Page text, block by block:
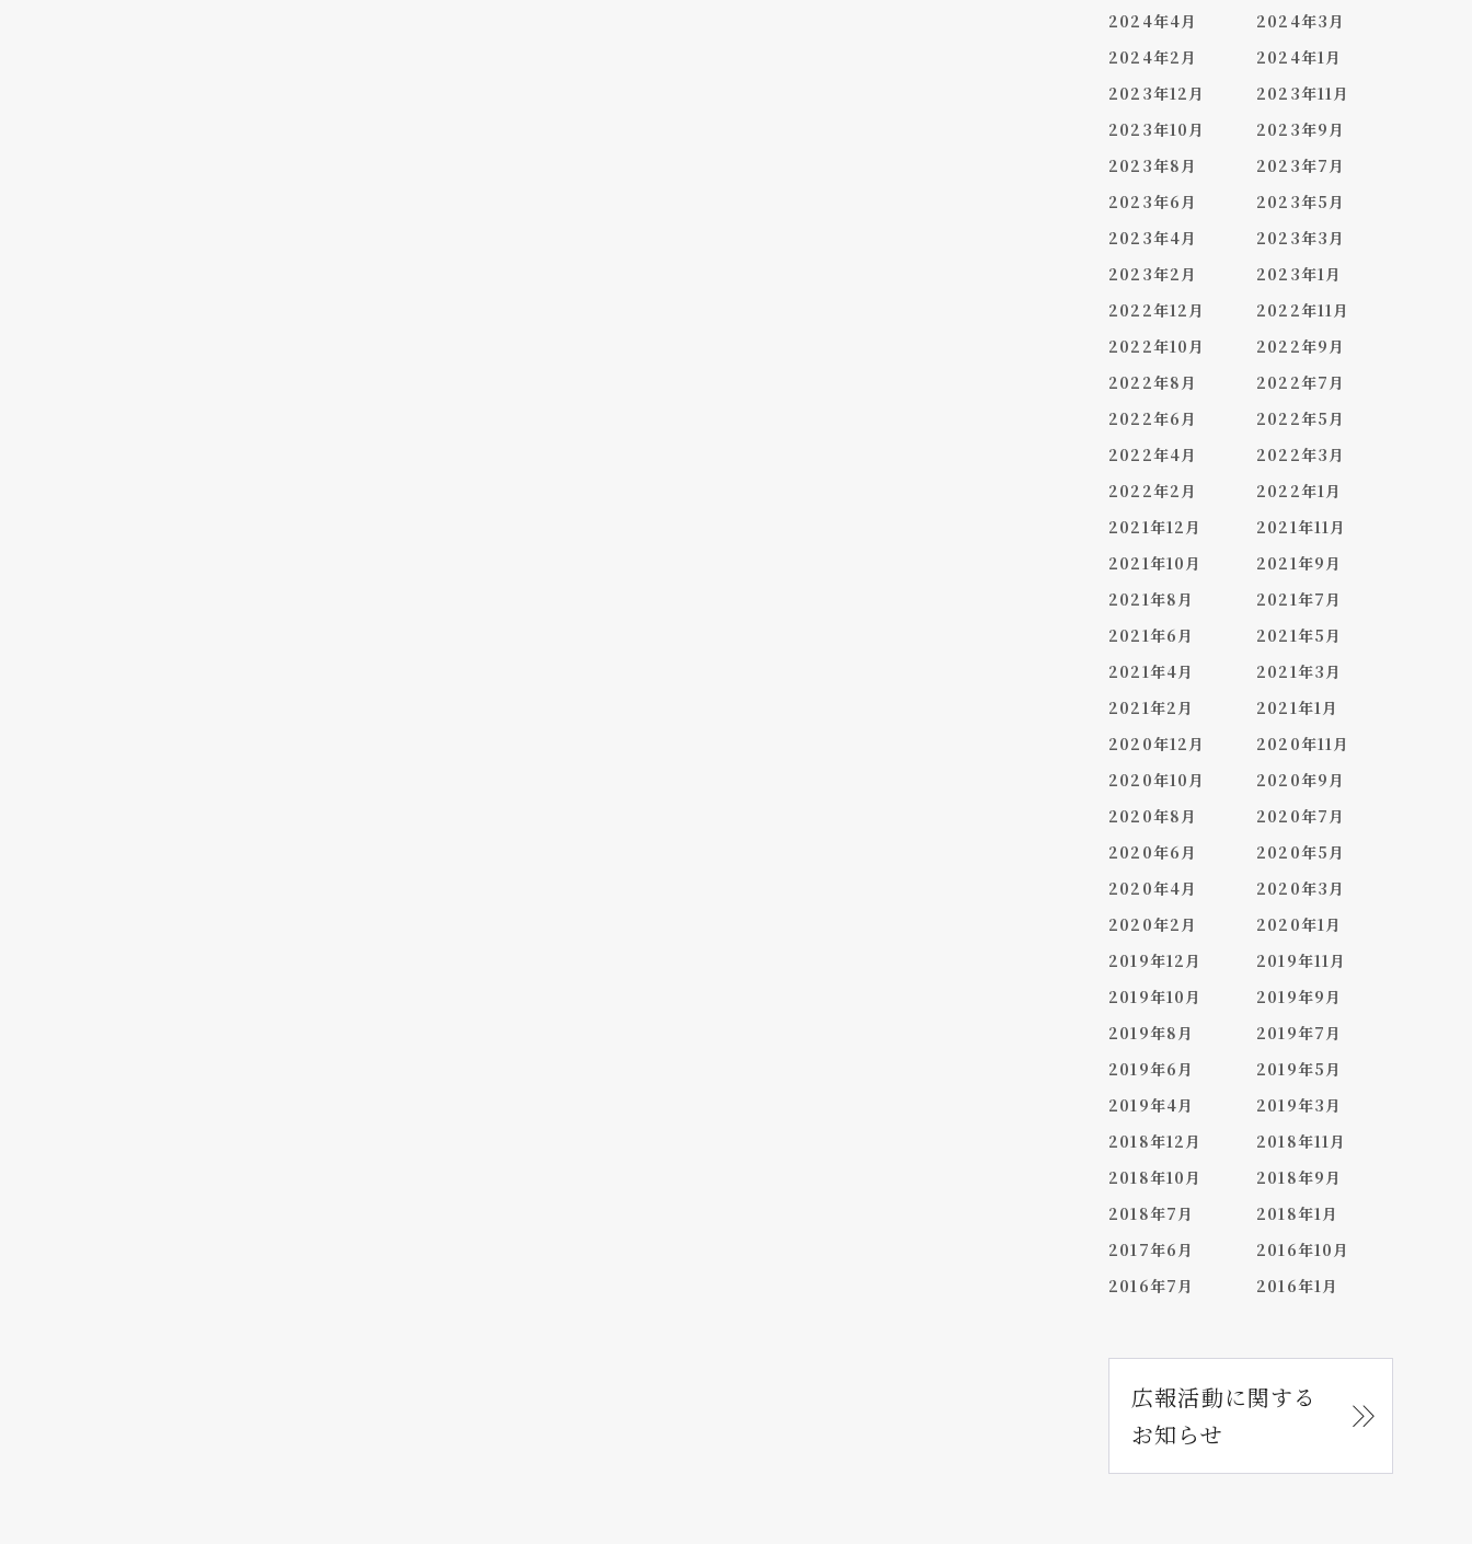
2024年4月
2024年3月
2024年2月
2024年1月
2023年12月
2023年11月
2023年10月
2023年9月
2023年8月
2023年7月
2023年6月
2023年5月
2023年4月
2023年3月
2023年2月
2023年1月
2022年12月
2022年11月
2022年10月
2022年9月
2022年8月
2022年7月
2022年6月
2022年5月
2022年4月
2022年3月
2022年2月
2022年1月
2021年12月
2021年11月
2021年10月
2021年9月
2021年8月
2021年7月
2021年6月
2021年5月
2021年4月
2021年3月
2021年2月
2021年1月
2020年12月
2020年11月
2020年10月
2020年9月
2020年8月
2020年7月
2020年6月
2020年5月
2020年4月
2020年3月
2020年2月
2020年1月
2019年12月
2019年11月
2019年10月
2019年9月
2019年8月
2019年7月
2019年6月
2019年5月
2019年4月
2019年3月
2018年12月
2018年11月
2018年10月
2018年9月
2018年7月
2018年1月
2017年6月
2016年10月
2016年7月
2016年1月
広報活動に関する
お知らせ